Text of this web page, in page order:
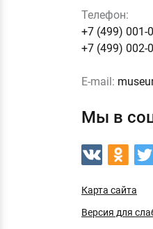
Телефон:
+7 (499) 001-
+7 (499) 002-
E-mail:
Мы в
Карта сайта
Версия для